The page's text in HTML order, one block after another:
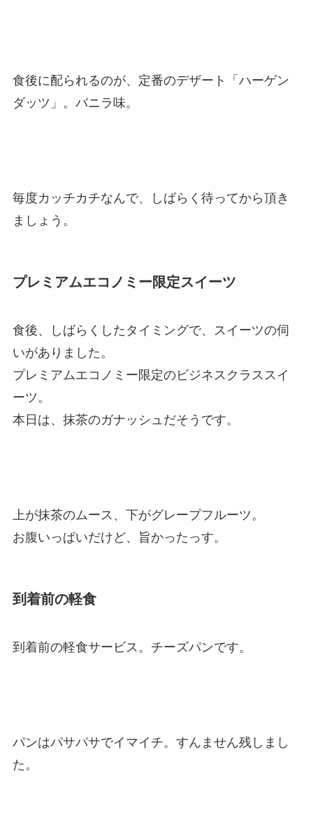
食後に配られるのが、定番のデザート「ハーゲン
ダッツ」。バニラ味。
毎度カッチカチなんで、しばらく待ってから頂き
ましょう。
プレミアムエコノミー限定スイーツ
食後、しばらくしたタイミングで、スイーツの伺
いがありました。
プレミアムエコノミー限定のビジネスクラススイ
ーツ。
本日は、抹茶のガナッシュだそうです。
上が抹茶のムース、下がグレープフルーツ。
お腹いっぱいだけど、旨かったっす。
到着前の軽食
到着前の軽食サービス。チーズパンです。
パンはパサパサでイマイチ。すんません残しまし
た。